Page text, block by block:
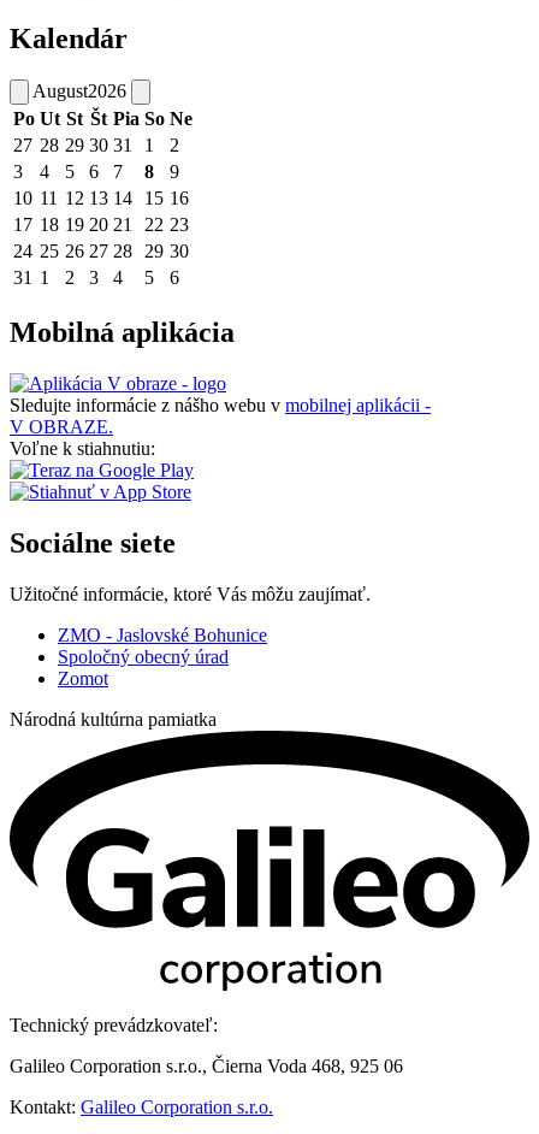
Kalendár
August2026
Po Ut St Št Pia So Ne
27 28 29 30 31 1
2
3
4 5 6 7 8
9
10 11 12 13 14 15 16
17 18 19 20 21 22 23
24 25 26 27 28 29 30
31 1 2 3 4 5 6
Mobilná aplikácia
Sledujte informácie z nášho webu v mobilnej aplikácii -
V OBRAZE.
Voľne k stiahnutiu:
Sociálne siete
Užitočné informácie, ktoré Vás môžu zaujímať.
ZMO - Jaslovské Bohunice
Spoločný obecný úrad
Zomot
Národná kultúrna pamiatka
Technický prevádzkovateľ:
Galileo Corporation s.r.o., Čierna Voda 468, 925 06
Kontakt: Galileo Corporation s.r.o.